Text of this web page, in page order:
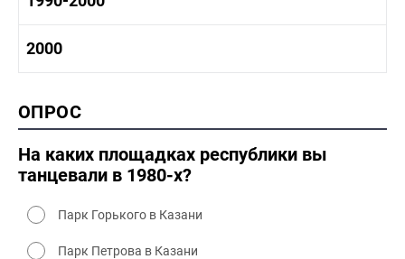
1980-1990 культура
1990-2000 культура
2000
2000 промышленность
2000 культура
ОПРОС
На каких площадках республики вы
танцевали в 1980-х?
Парк Горького в Казани
Парк Петрова в Казани